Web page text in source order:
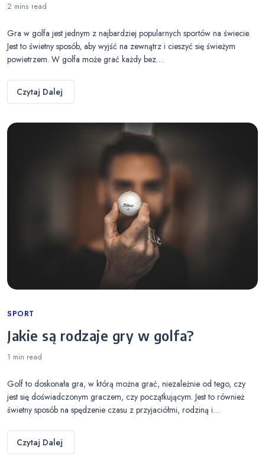
2 mins read
Gra w golfa jest jednym z najbardziej popularnych sportów na świecie.
Jest to świetny sposób, aby wyjść na zewnątrz i cieszyć się świeżym
powietrzem. W golfa może grać każdy bez…
Czytaj Dalej
Categories
SPORT
Jakie są rodzaje gry w golfa?
1 min read
Golf to doskonała gra, w którą można grać, niezależnie od tego, czy
jest się doświadczonym graczem, czy początkującym. Jest to również
świetny sposób na spędzenie czasu z przyjaciółmi, rodziną i…
Czytaj Dalej